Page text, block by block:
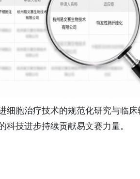
细胞治疗技术的规范化研究与临
技进步持续贡献易文赛力量。